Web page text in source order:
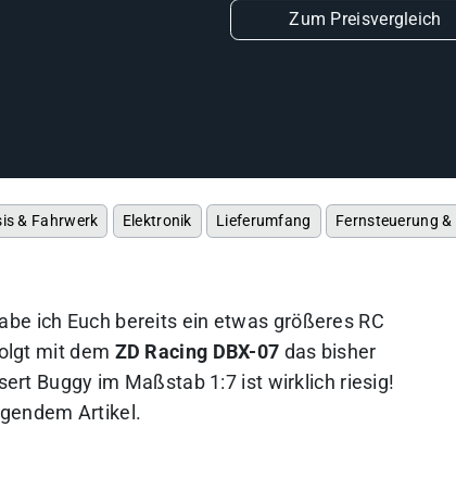
Zum Preisvergleich
& Fahrwerk Elektronik Lieferumfang Fernsteuerung
ich Euch bereits ein etwas größeres RC
mit dem ZD Racing DBX-07 das bisher
Buggy im Maßstab 1:7 ist wirklich riesig!
Artikel.